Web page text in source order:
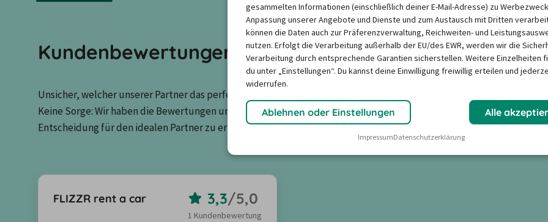
Kundenbewertungen zu unseren Partnern
Unsicher, welcher unserer Partner das perfekte Match für die Mietwagen-Reise ist?
Keine Sorge: Wir haben die Bewertungen unserer Kunden zusammengestellt, um die
Entscheidung für den idealen Partner zu erleichtern.
FLIZZR rent a car 3,3/5,0
1 Kundenbewertung
gesammelten Informationen (einschließlich deiner E-Mail-Adresse) zu
Anpassung unserer Angebote und Dienste und zum Austausch mit Dritten
können die Daten auch zur Präferenzverwaltung, Reichweiten- und
nutzen. Erfolgt die Verarbeitung außerhalb der EU/des EWR, werden wir die
Verarbeitung durch entsprechende Garantien sicherstellen. Weitere Einzelheiten
du unter „Einstellungen“. Du kannst deine Einwilligung freiwillig erteilen und
widerrufen.
Ablehnen oder Einstellungen Alle
ImpressumDatenschutzerklärung